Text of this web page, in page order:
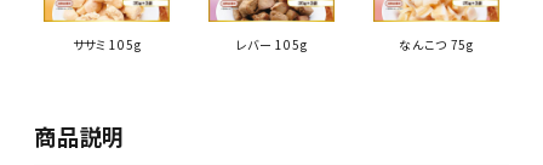
ササミ 105g レバー 105g なんこつ 75g
商品説明